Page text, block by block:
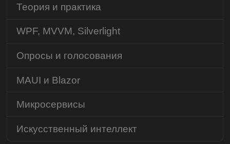
Теория и практика
WPF, MVVM, Silverlight
Опросы и голосования
MAUI и Blazor
Микросервисы
Искусственный интеллект